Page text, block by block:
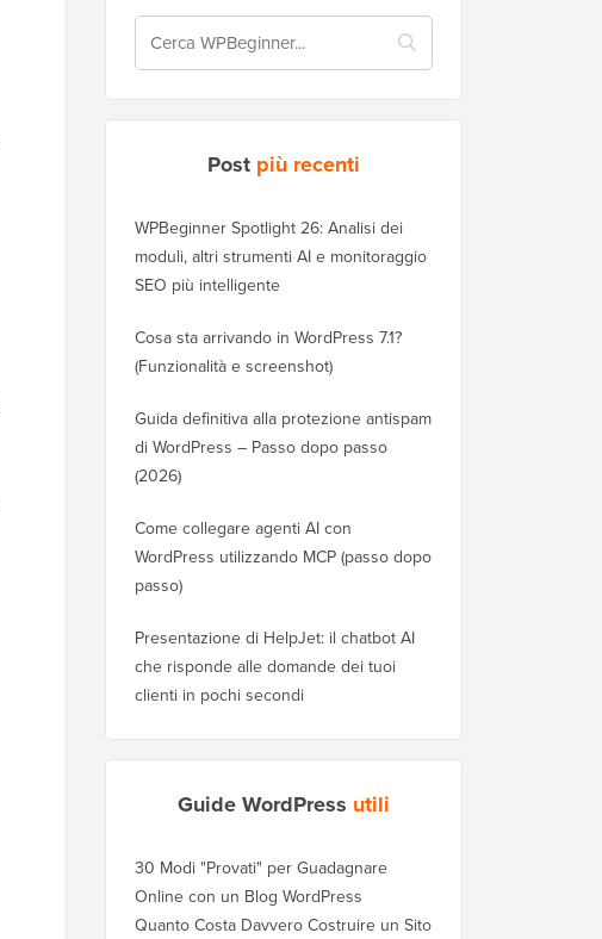
Post più recenti
WPBeginner Spotlight 26: Analisi dei
moduli, altri strumenti AI e monitoraggio
SEO più intelligente
Cosa sta arrivando in WordPress 7.1?
(Funzionalità e screenshot)
Guida definitiva alla protezione antispam
di WordPress – Passo dopo passo
(2026)
Come collegare agenti AI con
WordPress utilizzando MCP (passo dopo
passo)
Presentazione di HelpJet: il chatbot AI
che risponde alle domande dei tuoi
clienti in pochi secondi
Guide WordPress utili
30 Modi "Provati" per Guadagnare
Online con un Blog WordPress
Quanto Costa Davvero Costruire un Sito